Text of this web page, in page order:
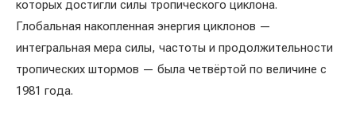
которых достигли силы тропического циклона.
Глобальная накопленная энергия циклонов —
интегральная мера силы, частоты и продолжительности
тропических штормов — была четвёртой по величине с
1981 года.